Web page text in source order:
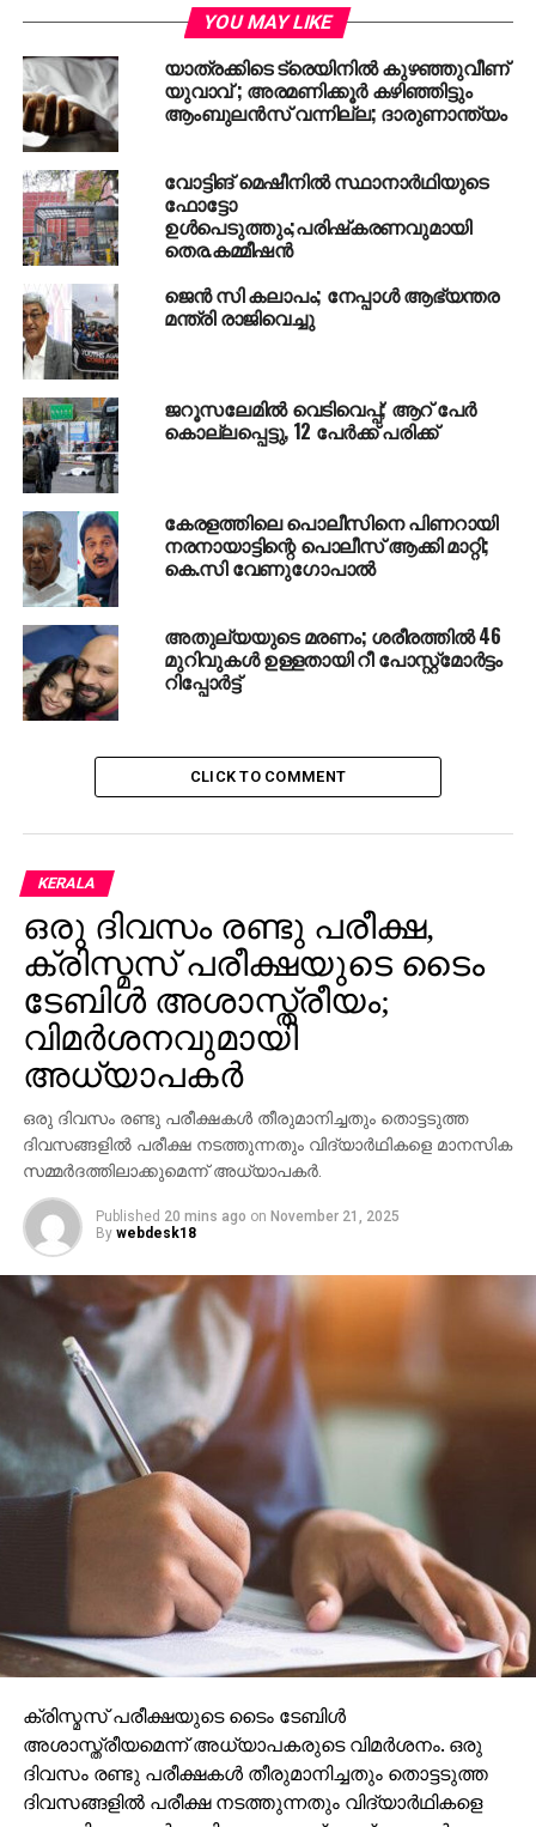
വിപഞ്ചികയുടെ മകള്‍ വൈഭവിയുടെ മൃതദേഹം
നേരത്തെ ഹിന്ദു മതാചാരപ്രകാരം സംസ്‌കരിച്ചിരുന്നു.
ഈ മാസം എട്ടിനാണ് വിപഞ്ചികയും മകളും ഫ്‌ലാറ്റില്‍
മരിച്ച നിലയില്‍ കാണ്ടെത്തിയത്. മകളെ
കൊലപ്പെടുത്തിയ ശേഷം വിപഞ്ചിക ആത്മഹത്യ
ചെയ്യുകയായിരുന്നു. ഭര്‍തൃ പീഡനമാണ് മരണ
കാരണമെന്നാണ് ബന്ധുക്കളുടെ ആരോപണം.
RELATED TOPICS: LATEST NEWS
UP NEXT
ഡല്‍ഹി വിമാനത്താവളത്തില്‍ ഇറങ്ങിയ എയര്‍
ഇന്ത്യ വിമാനത്തില്‍ തീപിടിത്തം
DON'T MISS
പ്രായമൊരിക്കലും പോരാട്ടവീര്യത്തിന്
തടസ്സമാകില്ലെന്ന സന്ദേശം നല്‍കിയ
നേതാവായിരുന്നു വി.എസ്; വി.ഡി സതീശന്‍
YOU MAY LIKE
യാത്രക്കിടെ ട്രെയിനില്‍ കുഴഞ്ഞുവീണ്
യുവാവ് ; അരമണിക്കൂർ കഴിഞ്ഞിട്ടും
ആംബുലൻസ് വന്നില്ല; ദാരുണാന്ത്യം
വോട്ടിങ് മെഷീനില്‍ സ്ഥാനാര്‍ഥിയുടെ
ഫോട്ടോ
ഉള്‍പെടുത്തും;പരിഷ്‌കരണവുമായി
തെര.കമ്മീഷന്‍
ജെന്‍ സി കലാപം; നേപ്പാള്‍ ആഭ്യന്തര
മന്ത്രി രാജിവെച്ചു
ജറൂസലേമില്‍ വെടിവെപ്പ്; ആറ് പേര്‍
കൊല്ലപ്പെട്ടു, 12 പേര്‍ക്ക് പരിക്ക്
കേരളത്തിലെ പൊലീസിനെ പിണറായി
നരനായാട്ടിന്റെ പൊലീസ് ആക്കി മാറ്റി;
കെ.സി വേണുഗോപാല്‍
അതുല്യയുടെ മരണം; ശരീരത്തില്‍ 46
മുറിവുകള്‍ ഉള്ളതായി റീ പോസ്റ്റ്മോര്‍ട്ടം
റിപ്പോര്‍ട്ട്
CLICK TO COMMENT
KERALA
ഒരു ദിവസം രണ്ടു പരീക്ഷ,
ക്രിസ്മസ് പരീക്ഷയുടെ ടൈം
ടേബിള്‍ അശാസ്ത്രീയം;
വിമര്‍ശനവുമായി
അധ്യാപകര്‍
ഒരു ദിവസം രണ്ടു പരീക്ഷകള്‍ തീരുമാനിച്ചതും തൊട്ടടുത്ത
ദിവസങ്ങളില്‍ പരീക്ഷ നടത്തുന്നതും വിദ്യാര്‍ഥികളെ മാനസിക
സമ്മര്‍ദത്തിലാക്കുമെന്ന് അധ്യാപകര്‍.
Published 20 mins ago on November 21, 2025
By webdesk18
ക്രിസ്മസ് പരീക്ഷയുടെ ടൈം ടേബിള്‍
അശാസ്ത്രീയമെന്ന് അധ്യാപകരുടെ വിമര്‍ശനം. ഒരു
ദിവസം രണ്ടു പരീക്ഷകള്‍ തീരുമാനിച്ചതും തൊട്ടടുത്ത
ദിവസങ്ങളില്‍ പരീക്ഷ നടത്തുന്നതും വിദ്യാര്‍ഥികളെ